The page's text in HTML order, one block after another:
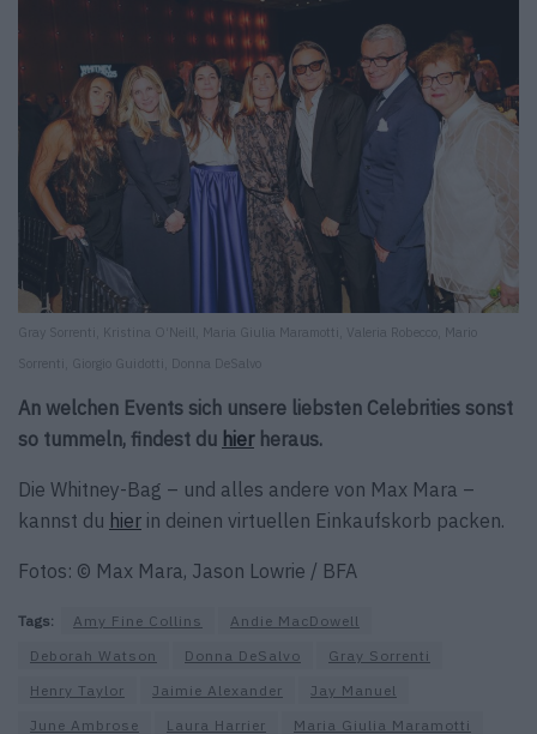
Gray Sorrenti, Kristina O‘Neill, Maria Giulia Maramotti, Valeria Robecco, Mario
Sorrenti, Giorgio Guidotti, Donna DeSalvo
An welchen Events sich unsere liebsten Celebrities sonst
so tummeln, findest du hierheraus.
Die Whitney-Bag – und alles andere von Max Mara –
kannst du hier in deinen virtuellen Einkaufskorb packen.
Fotos: © Max Mara, Jason Lowrie / BFA
Tags: Amy Fine Collins
Andie MacDowell
Deborah Watson
Donna DeSalvo
Gray Sorrenti
Henry Taylor
Jaimie Alexander
Jay Manuel
June Ambrose
Laura Harrier Maria Giulia Maramotti